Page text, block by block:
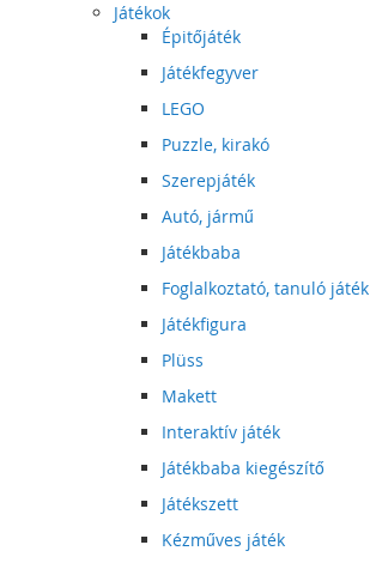
Játékok
Épitőjáték
Játékfegyver
LEGO
Puzzle, kirakó
Szerepjáték
Autó, jármű
Játékbaba
Foglalkoztató, tanuló játék
Játékfigura
Plüss
Makett
Interaktív játék
Játékbaba kiegészítő
Játékszett
Kézműves játék